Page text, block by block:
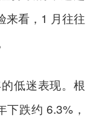
来看，1 月往往
低迷表现。根
跌约 6.3%，